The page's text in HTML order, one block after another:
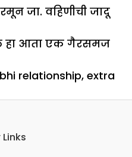
जा. वहिणीची जादू
हा आता एक गैरसमज
relationship, extra